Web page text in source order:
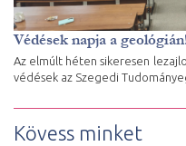
Védések napja a
Az elmúlt héten sikeresen
védések az Szegedi
Kövess minket